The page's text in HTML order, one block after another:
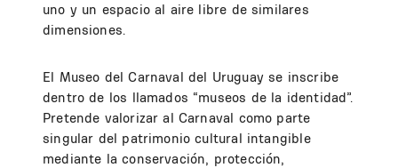
uno y un espacio al aire libre de similares
dimensiones.
El Museo del Carnaval del Uruguay se inscribe
dentro de los llamados “museos de la identidad”.
Pretende valorizar al Carnaval como parte
singular del patrimonio cultural intangible
mediante la conservación, protección,